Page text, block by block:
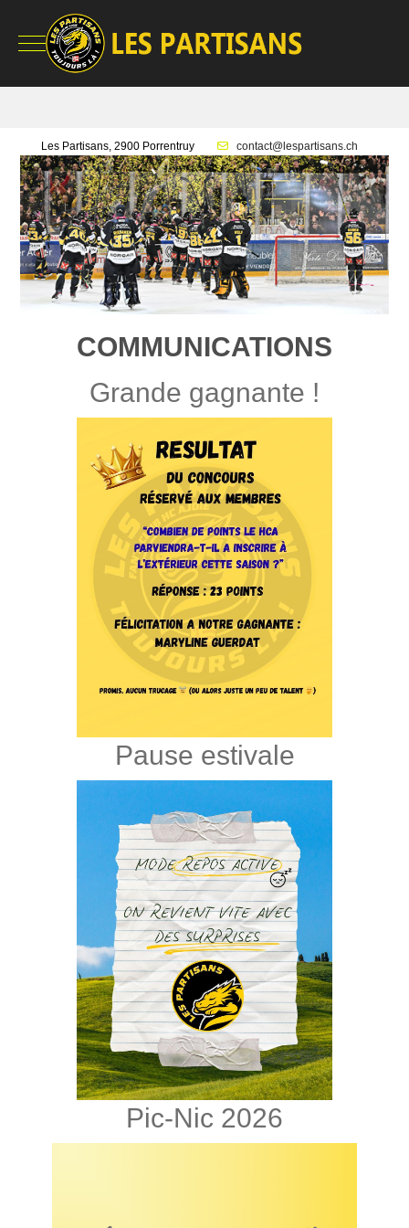
Mobile Menu Toggle
Les Partisans, 2900 Porrentruy contact@lespartisans.ch
COMMUNICATIONS
Grande gagnante !
Pause estivale
Pic-Nic 2026